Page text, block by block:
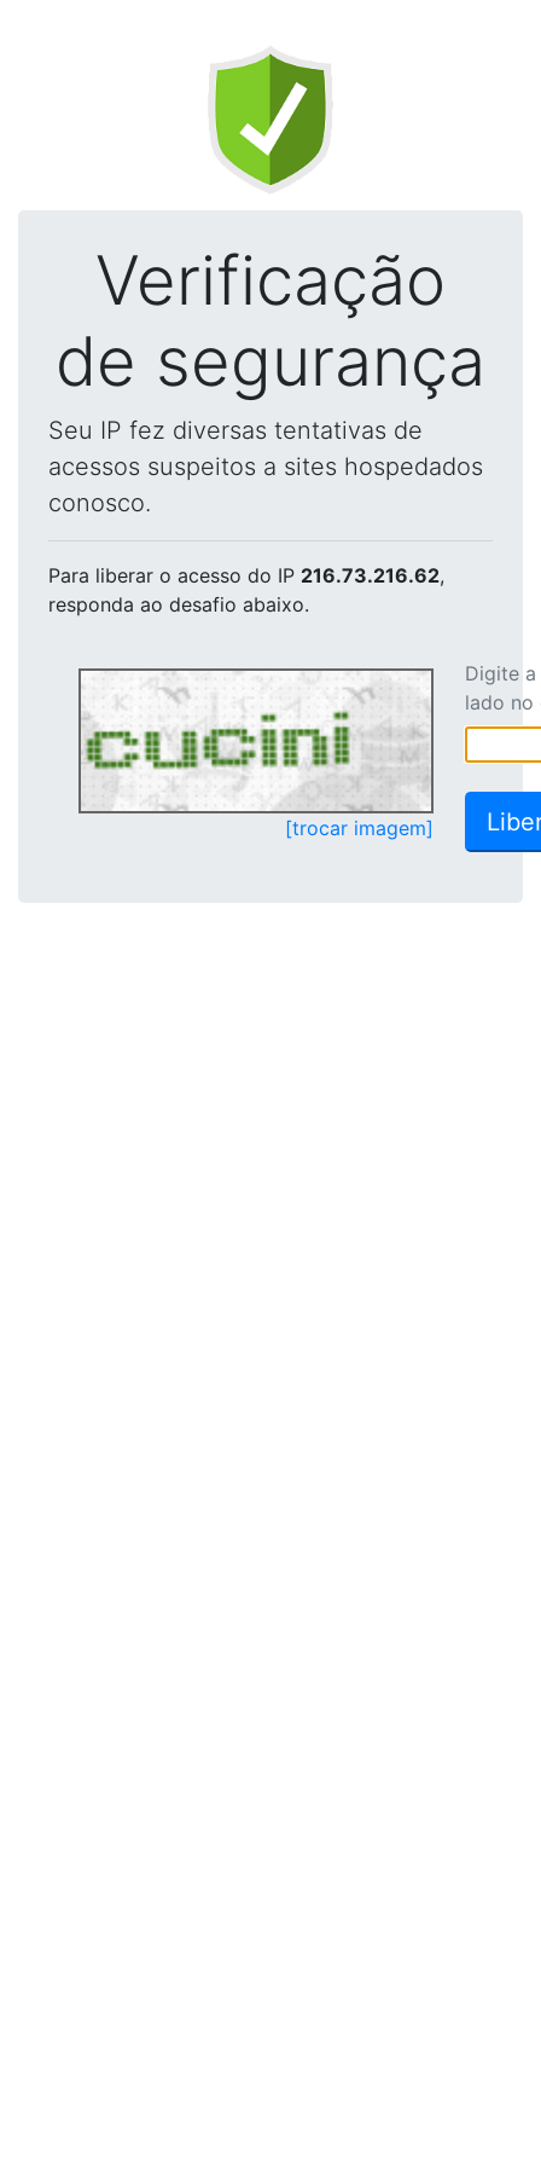
Verificação
de segurança
Seu IP fez diversas tentativas de
acessos suspeitos a sites hospedados
conosco.
Para liberar o acesso do IP 216.73.216.62,
responda ao desafio abaixo.
[trocar imagem]
Digite
lado no